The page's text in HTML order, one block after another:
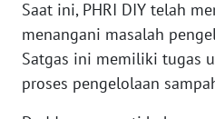
Saat ini, PHRI DIY telah
menangani masalah
Satgas ini memiliki tugas
proses pengelolaan
PAPUA
BARAT
WN